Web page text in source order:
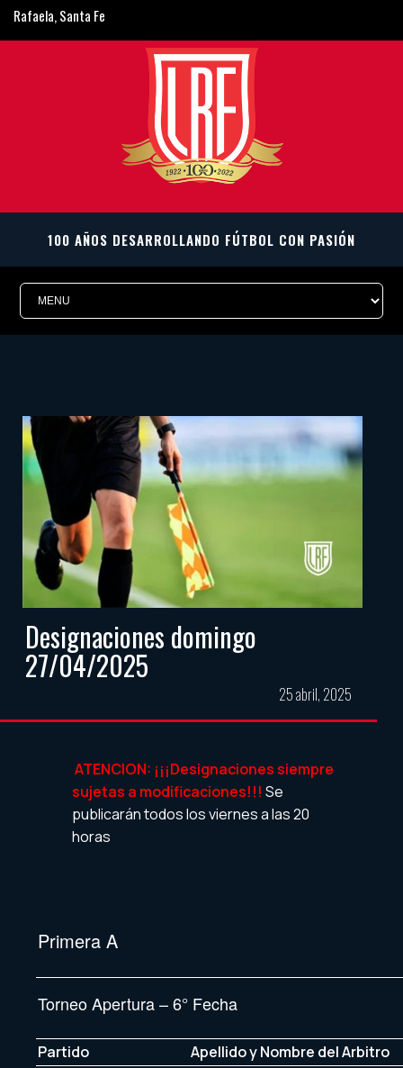
Rafaela, Santa Fe
ligarafaelina@gmail.com
Designaciones domingo
27/04/2025
25 abril, 2025
ATENCION: ¡¡¡Designaciones siempre
sujetas a modificaciones!!! Se
publicarán todos los viernes a las 20
horas
Primera A
Torneo Apertura – 6° Fecha
Partido
Apellido y Nombre del Arbitro